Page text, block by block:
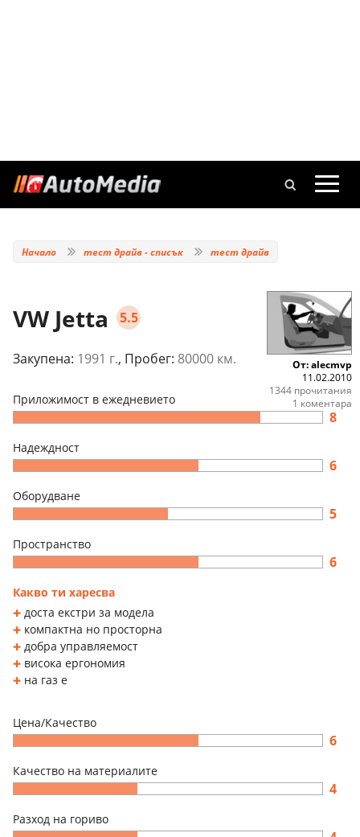
Начало тест драйв - списък тест драйв
VW Jetta 5.5
Закупена: 1991 г., Пробег: 80000 км.
Приложимост в ежедневието
8
Надеждност
6
Оборудване
5
Пространство
6
Какво ти харесва
доста екстри за модела
компактна но просторна
добра управляемост
висока ергономия
на газ е
Цена/Качество
6
Качество на материалите
4
Разход на гориво
От: alecmvp
11.02.2010
1344 прочитания
1 коментара